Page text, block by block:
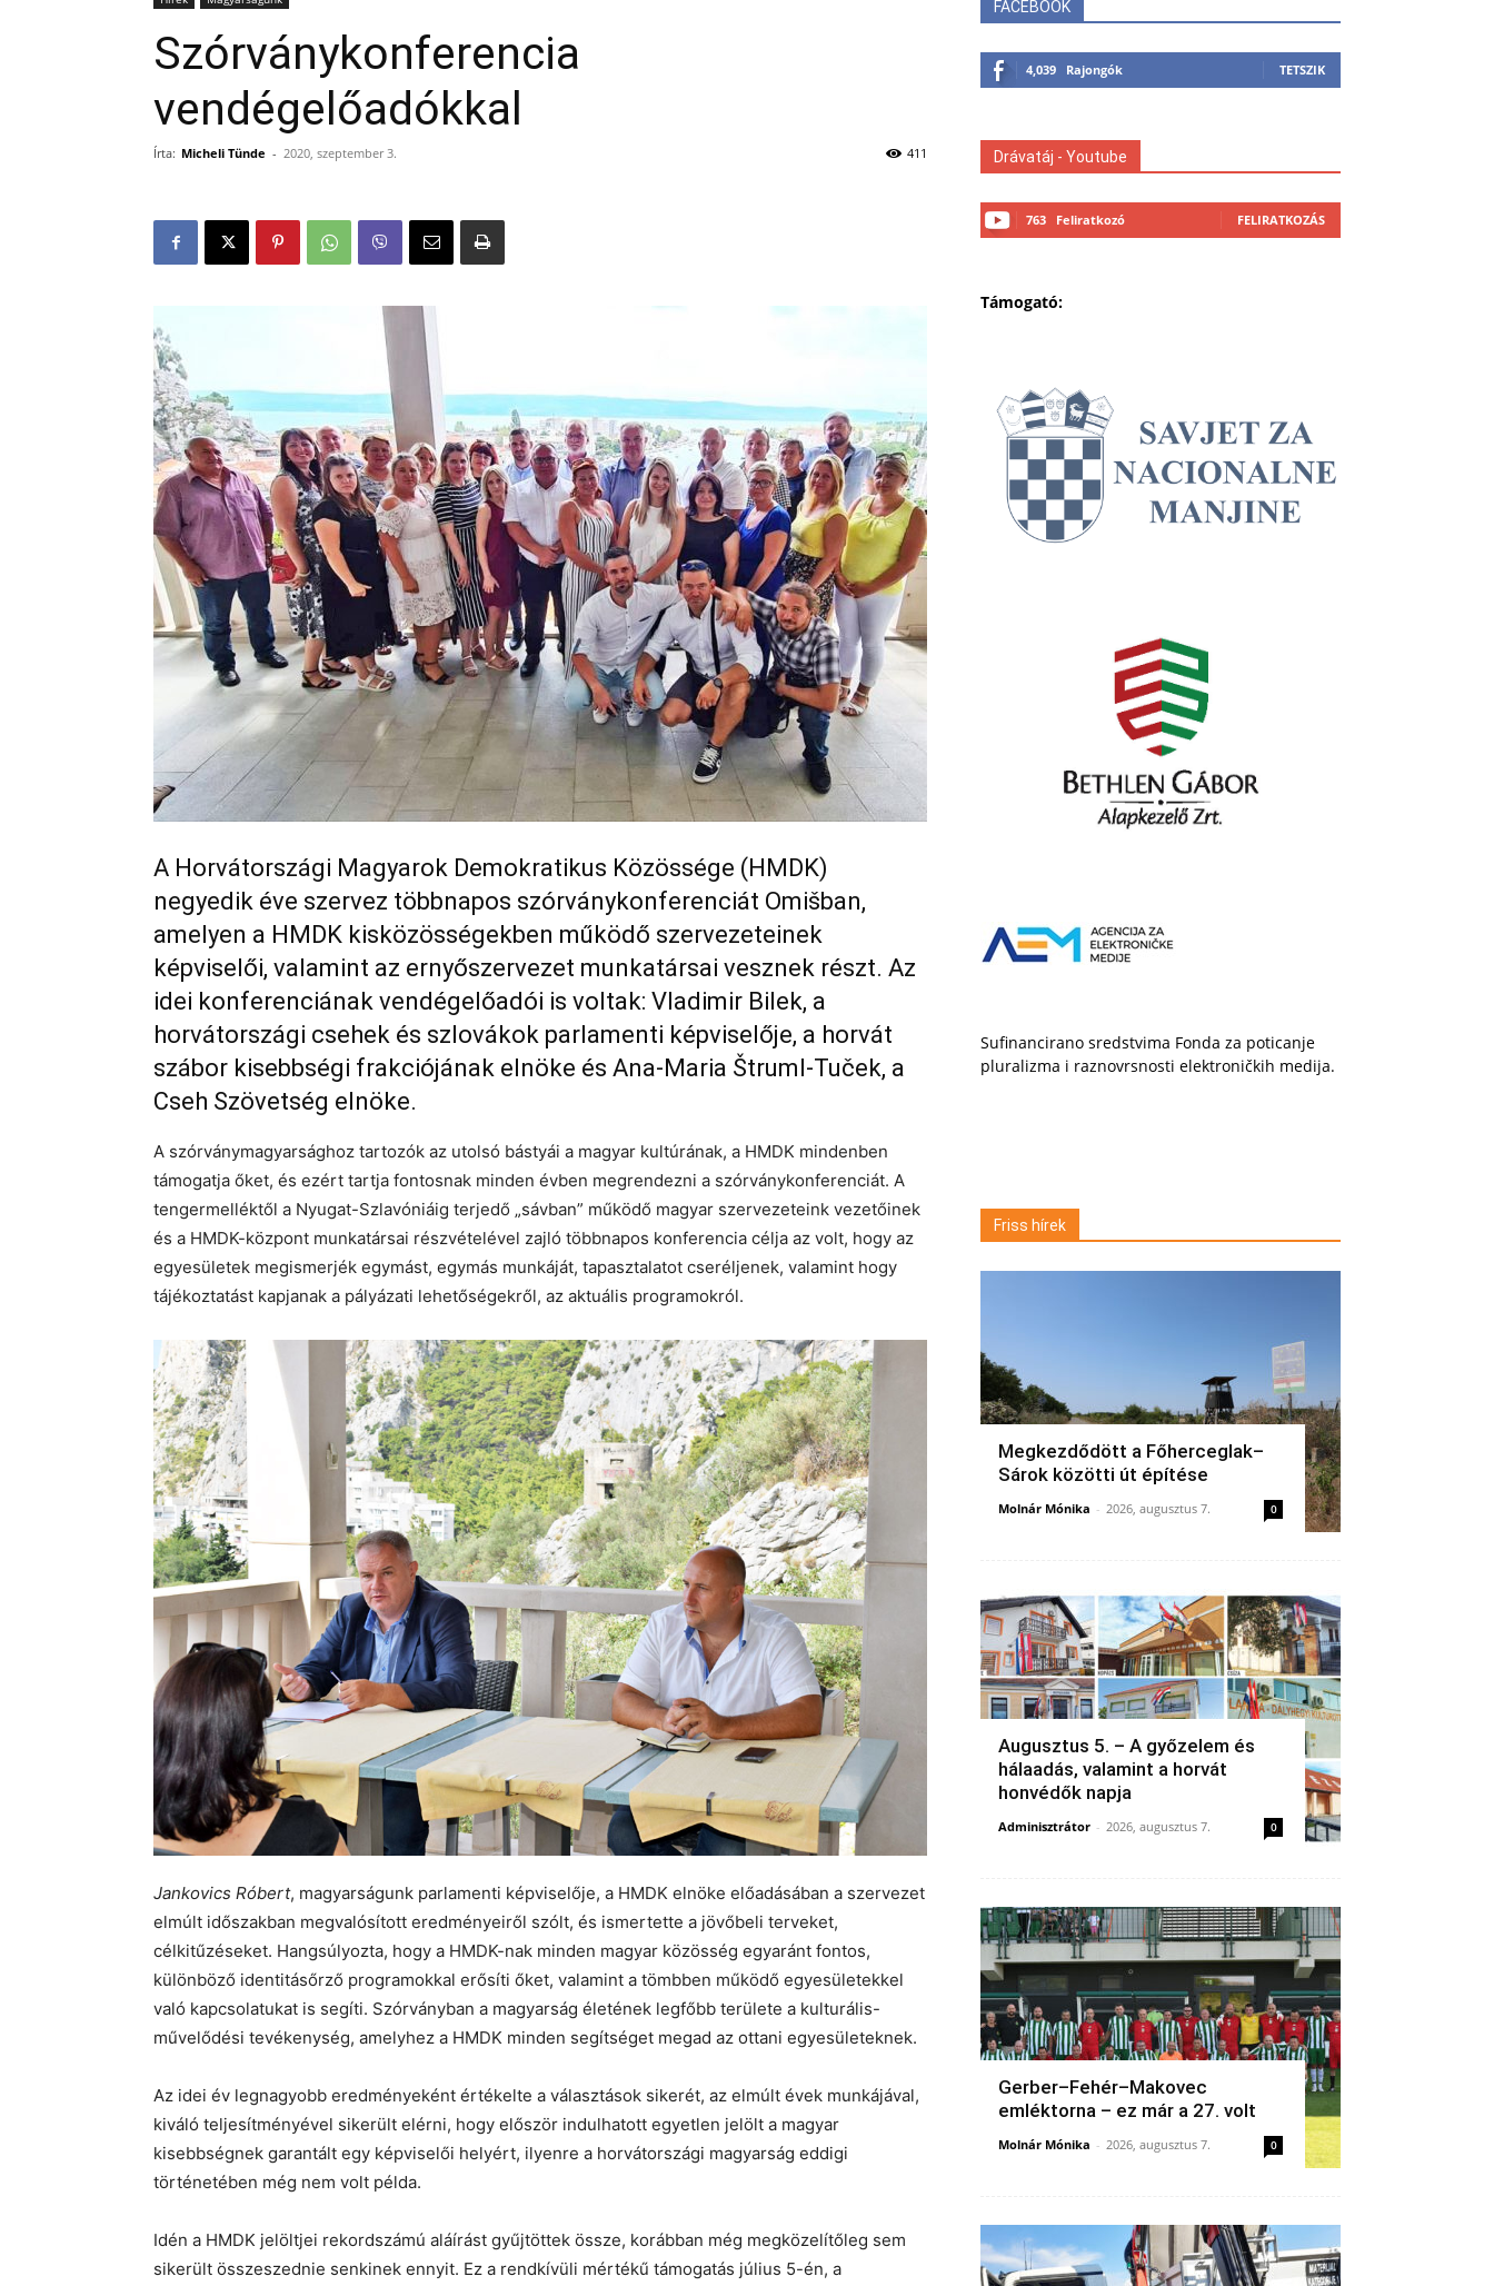
Szórványkonferencia
vendégelőadókkal
Írta: Micheli Tünde - 2020, szeptember 3. 411
A Horvátországi Magyarok Demokratikus Közössége (HMDK)
negyedik éve szervez többnapos szórványkonferenciát Omišban,
amelyen a HMDK kisközösségekben működő szervezeteinek
képviselői, valamint az ernyőszervezet munkatársai vesznek részt. Az
idei konferenciának vendégelőadói is voltak: Vladimir Bilek, a
horvátországi csehek és szlovákok parlamenti képviselője, a horvát
szábor kisebbségi frakciójának elnöke és Ana-Maria Štruml-Tuček, a
Cseh Szövetség elnöke.
A szórványmagyarsághoz tartozók az utolsó bástyái a magyar kultúrának, a HMDK mindenben
támogatja őket, és ezért tartja fontosnak minden évben megrendezni a szórványkonferenciát. A
tengermelléktől a Nyugat-Szlavóniáig terjedő „sávban” működő magyar szervezeteink vezetőinek
és a HMDK-központ munkatársai részvételével zajló többnapos konferencia célja az volt, hogy az
egyesületek megismerjék egymást, egymás munkáját, tapasztalatot cseréljenek, valamint hogy
tájékoztatást kapjanak a pályázati lehetőségekről, az aktuális programokról.
Jankovics Róbert, magyarságunk parlamenti képviselője, a HMDK elnöke előadásában a szervezet
elmúlt időszakban megvalósított eredményeiről szólt, és ismertette a jövőbeli terveket,
célkitűzéseket. Hangsúlyozta, hogy a HMDK-nak minden magyar közösség egyaránt fontos,
különböző identitásőrző programokkal erősíti őket, valamint a tömbben működő egyesületekkel
való kapcsolatukat is segíti. Szórványban a magyarság életének legfőbb területe a kulturális-
művelődési tevékenység, amelyhez a HMDK minden segítséget megad az ottani egyesületeknek.
Az idei év legnagyobb eredményeként értékelte a választások sikerét, az elmúlt évek munkájával,
kiváló teljesítményével sikerült elérni, hogy először indulhatott egyetlen jelölt a magyar
kisebbségnek garantált egy képviselői helyért, ilyenre a horvátországi magyarság eddigi
történetében még nem volt példa.
Idén a HMDK jelöltjei rekordszámú aláírást gyűjtöttek össze, korábban még megközelítőleg sem
sikerült összeszednie senkinek ennyit. Ez a rendkívüli mértékű támogatás július 5-én, a
FACEBOOK
4,039 Rajongók TETSZIK
Drávatáj - Youtube
763 Feliratkozó FELIRATKOZÁS
Támogató:
Sufinancirano sredstvima Fonda za poticanje
pluralizma i raznovrsnosti elektroničkih medija.
Friss hírek
Megkezdődött a Főherceglak–
Sárok közötti út építése
Molnár Mónika - 2026, augusztus 7. 0
Augusztus 5. – A győzelem és
hálaadás, valamint a horvát
honvédők napja
Adminisztrátor - 2026, augusztus 7. 0
Gerber–Fehér–Makovec
emléktorna – ez már a 27. volt
Molnár Mónika - 2026, augusztus 7. 0